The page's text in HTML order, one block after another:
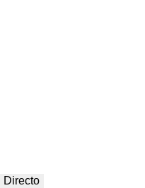
Directo